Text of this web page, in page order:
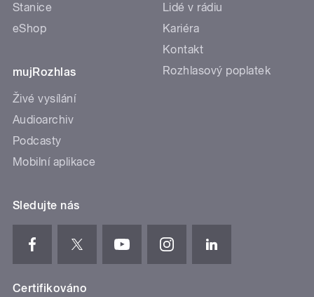
Stanice
eShop
mujRozhlas
Živé vysílání
Audioarchiv
Podcasty
Mobilní aplikace
Lidé v rádiu
Kariéra
Kontakt
Rozhlasový poplatek
Sledujte nás
Certifikováno